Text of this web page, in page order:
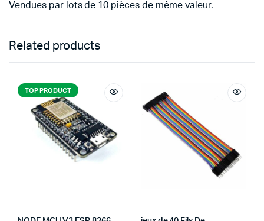
Vendues par lots de 10 pièces de même valeur.
Related products
TOP PRODUCT